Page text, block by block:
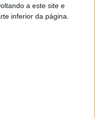
a este site e
inferior da página.
toda a atenção
piloto texano